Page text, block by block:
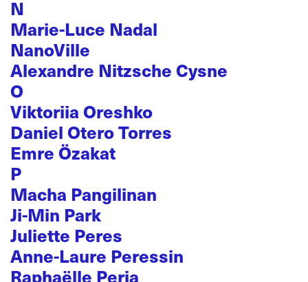
N
Marie-Luce Nadal
NanoVille
Alexandre Nitzsche Cysne
O
Viktoriia Oreshko
Daniel Otero Torres
Emre Özakat
P
Macha Pangilinan
Ji-Min Park
Juliette Peres
Anne-Laure Peressin
Raphaëlle Peria